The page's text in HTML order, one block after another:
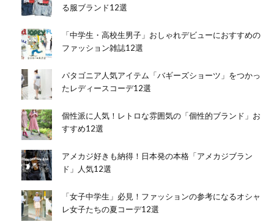
る服ブランド12選
「中学生・高校生男子」おしゃれデビューにおすすめの
ファッション雑誌12選
パタゴニア人気アイテム「バギーズショーツ」をつかっ
たレディースコーデ12選
個性派に人気！レトロな雰囲気の「個性的ブランド」お
すすめ12選
アメカジ好きも納得！日本発の本格「アメカジブラン
ド」人気12選
「女子中学生」必見！ファッションの参考になるオシャ
レ女子たちの夏コーデ12選